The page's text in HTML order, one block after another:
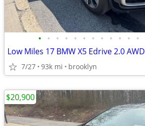
• • • • • • • • • • • •
Low Miles 17 BMW X5 Edrive 2.0 AWD
7/27 93k mi brooklyn
$20,900